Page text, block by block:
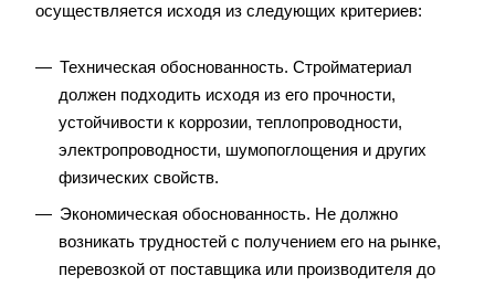
осуществляется исходя из следующих критериев:
Техническая обоснованность. Стройматериал
должен подходить исходя из его прочности,
устойчивости к коррозии, теплопроводности,
электропроводности, шумопоглощения и других
физических свойств.
Экономическая обоснованность. Не должно
возникать трудностей с получением его на рынке,
перевозкой от поставщика или производителя до